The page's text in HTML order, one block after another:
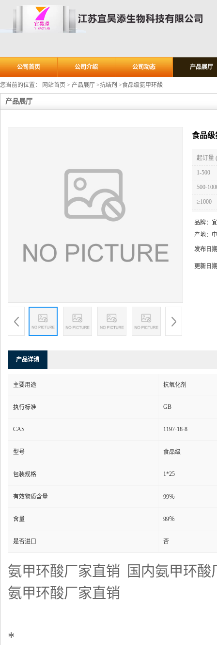
公司首页 公司介绍 公司动态 产品展厅
您当前的位置： 网站首页 > 产品展厅 >抗结剂 >食品级氨甲环酸
产品展厅
食品级
起订量
1-500
500-
≥1000
品牌：
产地：
发布日
更新日
产品详请
主要用途 抗氧化剂
执行标准 GB
CAS 1197-18-8
型号 食品级
包装规格 1*25
有效物质含量 99％
含量 99％
是否进口 否
氨甲环酸厂家直销 国内氨甲环酸
氨甲环酸厂家直销
*